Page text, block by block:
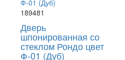
189481
Дверь
шпонированная со
стеклом Рондо цвет
Ф-01 (Дуб)